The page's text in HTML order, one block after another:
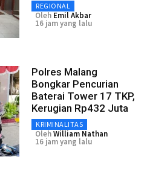
REGIONAL
Oleh Emil Akbar
16 jam yang lalu
Polres Malang
Bongkar Pencurian
Baterai Tower 17 TKP,
Kerugian Rp432 Juta
KRIMINALITAS
OlehWilliam Nathan
16 jam yang lalu